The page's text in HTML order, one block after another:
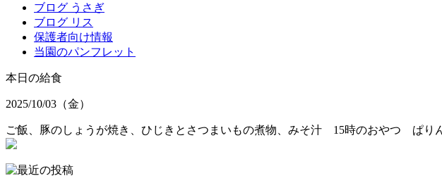
ブログ うさぎ
ブログ リス
保護者向け情報
当園のパンフレット
本日の給食
2025/10/03（金）
ご飯、豚のしょうが焼き、ひじきとさつまいもの煮物、みそ汁 15時のおやつ ぱり